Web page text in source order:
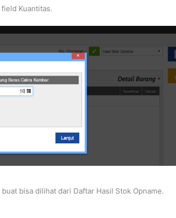
Kuantitas.
bisa dilihat dari Daftar Hasil Stok Opname.